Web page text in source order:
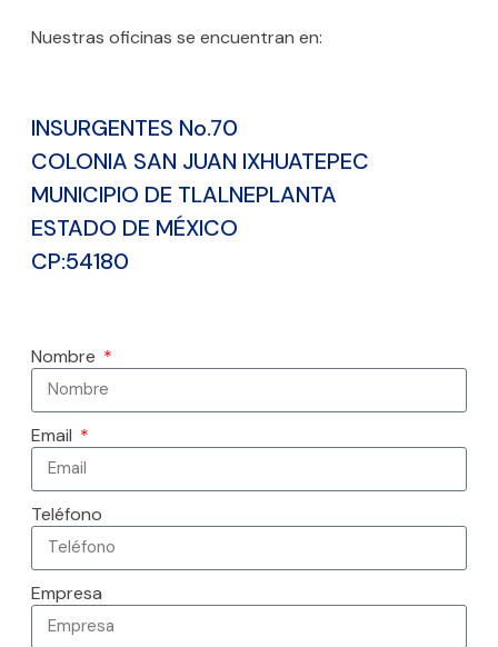
Nuestras oficinas se encuentran en:
INSURGENTES No.70
COLONIA SAN JUAN IXHUATEPEC
MUNICIPIO DE TLALNEPLANTA
ESTADO DE MÉXICO
CP:54180
Nombre
Email
Teléfono
Empresa